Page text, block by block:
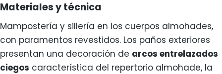
Materiales y técnica
Mampostería y sillería en los cuerpos almohades,
con paramentos revestidos. Los paños exteriores
presentan una decoración de arcos entrelazados
ciegos característica del repertorio almohade, la